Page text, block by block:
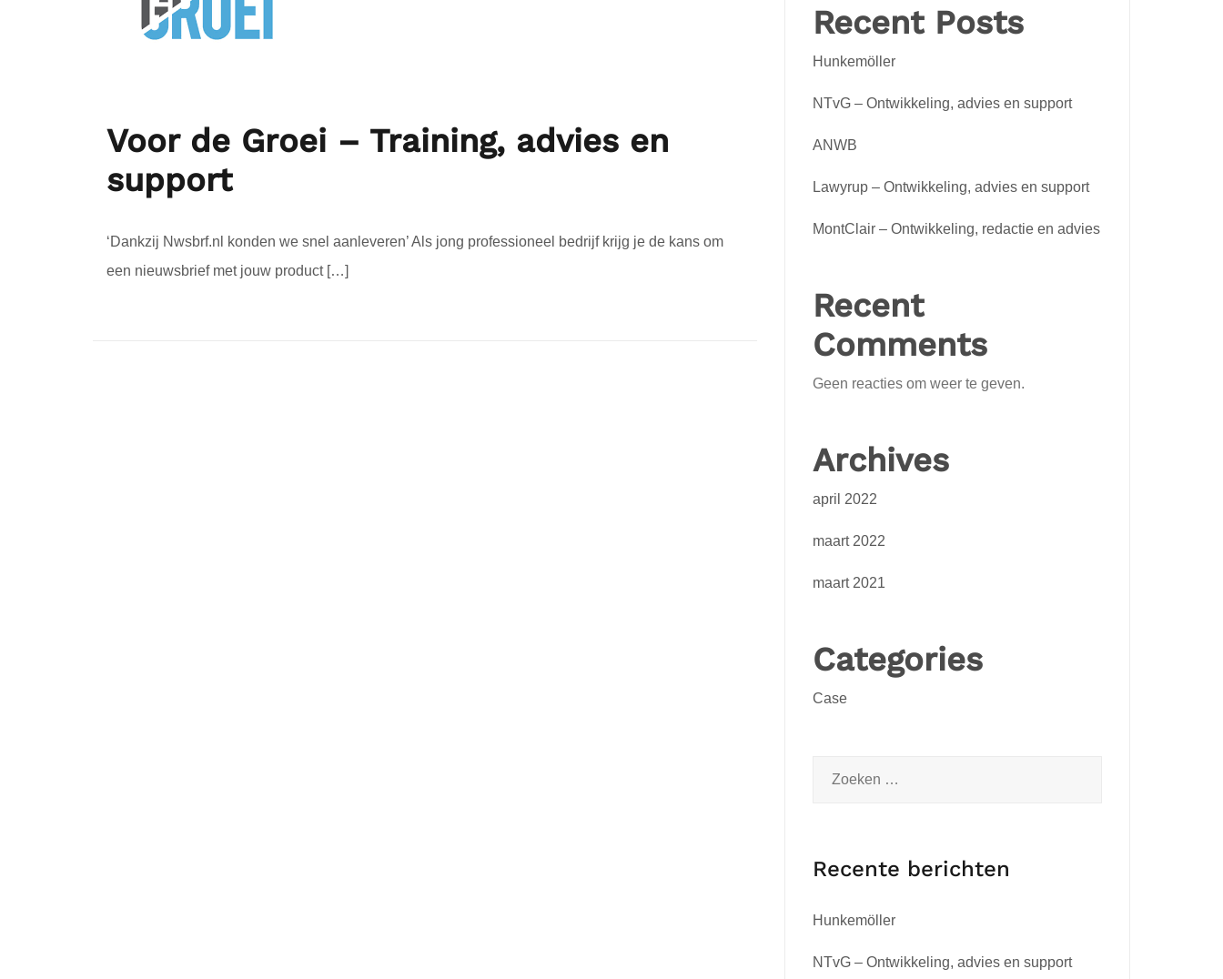
Voor de Groei – Training, advies en
support
‘Dankzij Nwsbrf.nl konden we snel aanleveren’ Als jong professioneel bedrijf krijg je de kans om
een nieuwsbrief met jouw product […]
Recent Posts
Hunkemöller
NTvG – Ontwikkeling, advies en support
ANWB
Lawyrup – Ontwikkeling, advies en support
MontClair – Ontwikkeling, redactie en advies
Recent
Comments
Geen reacties om weer te geven.
Archives
april 2022
maart 2022
maart 2021
Categories
Case
Recente berichten
Hunkemöller
NTvG – Ontwikkeling, advies en support